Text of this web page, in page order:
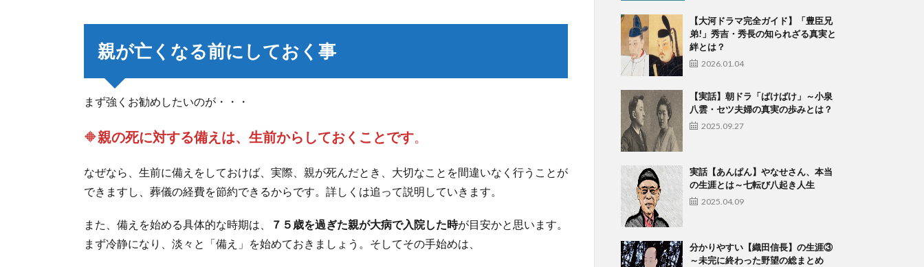
親が亡くなる前にしておく事
まず強くお勧めしたいのが・・・
🔶親の死に対する備えは、生前からしておくことです。
なぜなら、生前に備えをしておけば、実際、親が死んだとき、大切なことを間違いなく行うことが
できますし、葬儀の経費を節約できるからです。詳しくは追って説明していきます。
また、備えを始める具体的な時期は、 ７５歳を過ぎた親が大病で入院した時が目安かと思います。
まず冷静になり、淡々と「備え」を始めておきましょう。そしてその手始めは、
【大河ドラマ完全ガイド】「豊臣兄
弟!」秀吉・秀長の知られざる真実と
絆とは？
2026.01.04
【実話】朝ドラ「ばけばけ」～小泉
八雲・セツ夫婦の真実の歩みとは？
2025.09.27
実話【あんぱん】やなせさん、本当
の生涯とは～七転び八起き人生
2025.04.09
​分かりやすい【織田信長】の生涯③
～未完に終わった野望の総まとめ